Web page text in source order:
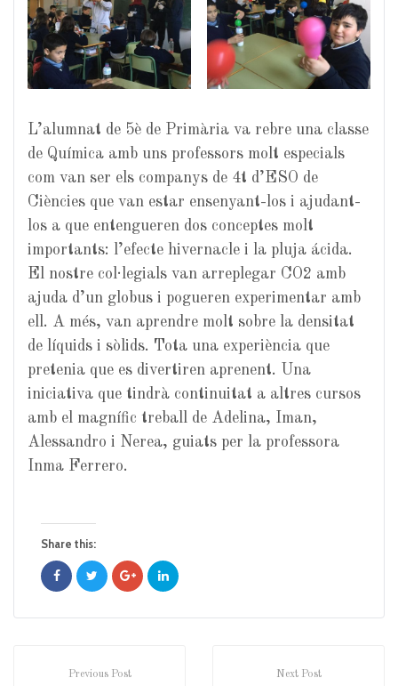
L’alumnat de 5è de Primària va rebre una classe
de Química amb uns professors molt especials
com van ser els companys de 4t d’ESO de
Ciències que van estar ensenyant-los i ajudant-
los a que entengueren dos conceptes molt
importants: l’efecte hivernacle i la pluja ácida.
El nostre col·legials van arreplegar CO2 amb
ajuda d’un globus i pogueren experimentar amb
ell. A més, van aprendre molt sobre la densitat
de líquids i sòlids. Tota una experiència que
pretenia que es divertiren aprenent. Una
iniciativa que tindrà continuitat a altres cursos
amb el magnífic treball de Adelina, Iman,
Alessandro i Nerea, guiats per la professora
Inma Ferrero.
Share this:
Previous Post Next Post